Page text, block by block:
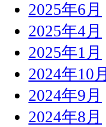
2025年6月
2025年4月
2025年1月
2024年10月
2024年9月
2024年8月